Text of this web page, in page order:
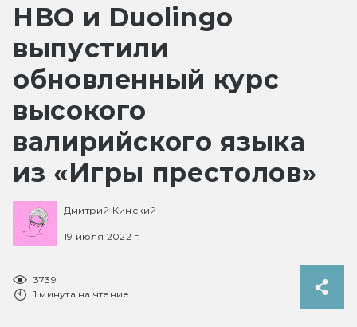
HBO и Duolingo
выпустили
обновленный курс
высокого
валирийского языка
из «Игры престолов»
Дмитрий Кинский
19 июля 2022 г.
3739
1 минута на чтение